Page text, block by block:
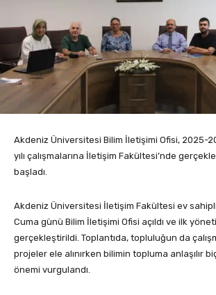
Akdeniz Üniversitesi Bilim İletişimi Ofisi, 2025-
yılı çalışmalarına İletişim Fakültesi’nde
başladı.
Akdeniz Üniversitesi İletişim Fakültesi ev
Cuma günü Bilim İletişimi Ofisi açıldı ve ilk
gerçekleştirildi. Toplantıda, topluluğun da
projeler ele alınırken bilimin topluma anlaşılır
önemi vurgulandı.